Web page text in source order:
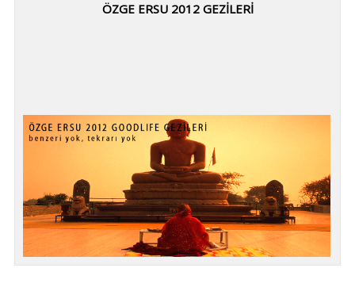
ÖZGE ERSU 2012 GEZİLERİ